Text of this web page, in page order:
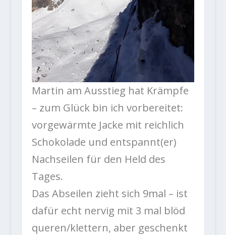
Martin am Ausstieg hat Krämpfe
– zum Glück bin ich vorbereitet:
vorgewärmte Jacke mit reichlich
Schokolade und entspannt(er)
Nachseilen für den Held des
Tages.
Das Abseilen zieht sich 9mal – ist
dafür echt nervig mit 3 mal blöd
queren/klettern, aber geschenkt